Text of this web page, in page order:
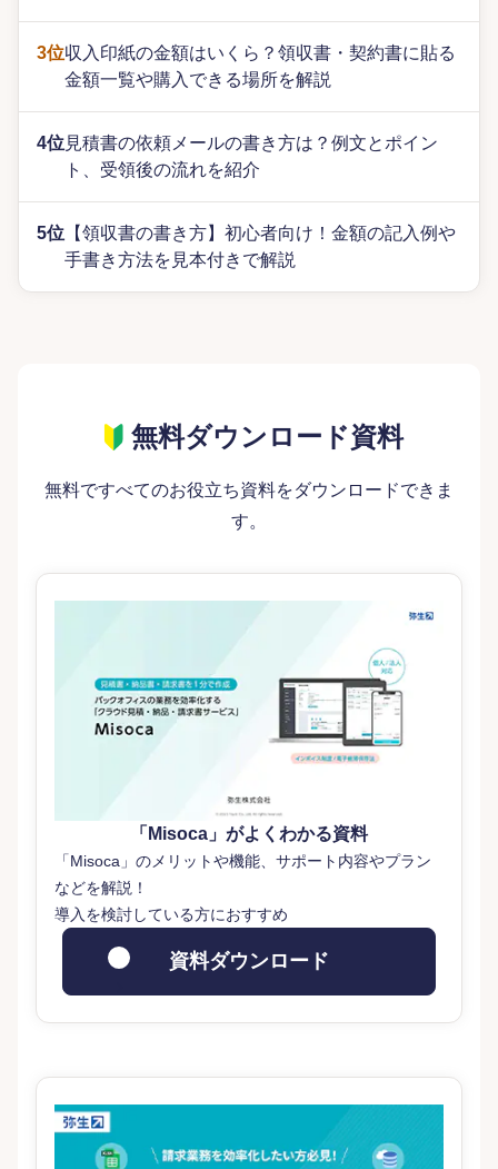
3位収入印紙の金額はいくら？領収書・契約書に貼る
金額一覧や購入できる場所を解説
4位見積書の依頼メールの書き方は？例文とポイン
ト、受領後の流れを紹介
5位 【領収書の書き方】初心者向け！金額の記入例や
手書き方法を見本付きで解説
無料ダウンロード資料
無料ですべてのお役立ち資料をダウンロードできま
す。
「Misoca」がよくわかる資料
「Misoca」のメリットや機能、サポート内容やプラン
などを解説！
導入を検討している方におすすめ
資料ダウンロード